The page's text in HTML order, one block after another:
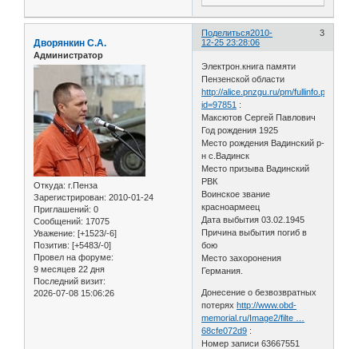
Поделиться 3
2010-
12-25 23:28:06
Дворянкин С.А.
Администратор
Откуда: г.Пенза
Зарегистрирован: 2010-01-24
Приглашений: 0
Сообщений: 17075
Уважение: [+1523/-6]
Позитив: [+5483/-0]
Провел на форуме:
9 месяцев 22 дня
Последний визит:
2026-07-08 15:06:26
Электрон.книга памяти
Пензенской области
http://alice.pnzgu.ru/pm/fullinfo.php?
id=97851 :
Максютов Сергей Павлович
Год рождения 1925
Место рождения Вадинский р-
н с.Вадинск
Место призыва Вадинский
РВК
Воинское звание
красноармеец
Дата выбытия 03.02.1945
Причина выбытия погиб в
бою
Место захоронения
Германия.
Донесение о безвозвратных
потеряхhttp://www.obd-
memorial.ru/Image2/filte …
68cfe072d9 :
Номер записи 63667551